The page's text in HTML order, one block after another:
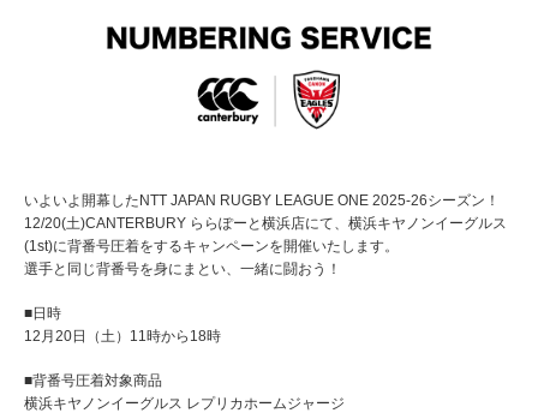
いよいよ開幕したNTT JAPAN RUGBY LEAGUE ONE 2025-26シーズン！
12/20(土)CANTERBURY ららぽーと横浜店にて、横浜キヤノンイーグルス
(1st)に背番号圧着をするキャンペーンを開催いたします。
選手と同じ背番号を身にまとい、一緒に闘おう！
■日時
12月20日（土）11時から18時
■背番号圧着対象商品
横浜キヤノンイーグルス レプリカホームジャージ